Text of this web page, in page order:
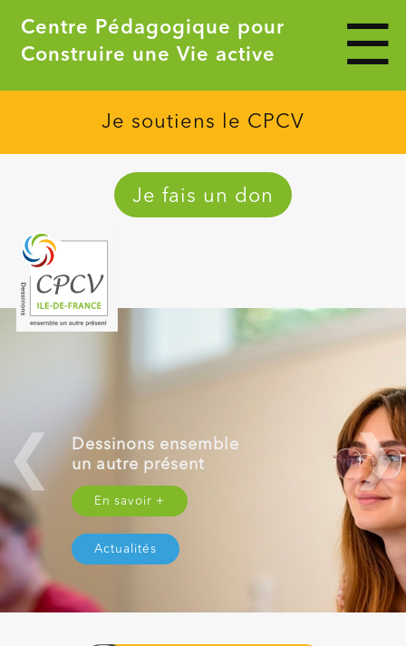
noter
Web
Centre Pédagogique pour
Construire une Vie active
Je soutiens le CPCV
Je fais un don
Dessinons ensemble
un autre présent
En savoir +
Actualités